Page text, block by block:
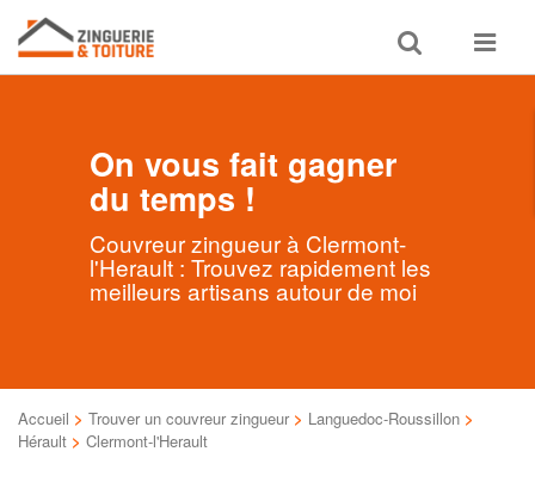
Toggle
search
Toggle
On vous fait gagner
du temps !
Couvreur zingueur à Clermont-
l'Herault : Trouvez rapidement les
meilleurs artisans autour de moi
Accueil > Trouver un couvreur zingueur > Languedoc-Roussillon >
Hérault > Clermont-l'Herault